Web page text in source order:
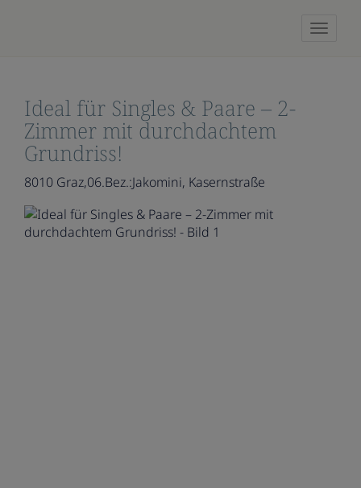
Ideal für Singles & Paare – 2-
Zimmer mit durchdachtem
Grundriss!
8010 Graz,06.Bez.:Jakomini, Kasernstraße